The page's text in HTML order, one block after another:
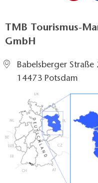
TMB Tourismus-
GmbH
Babelsberger Straße
14473 Potsdam